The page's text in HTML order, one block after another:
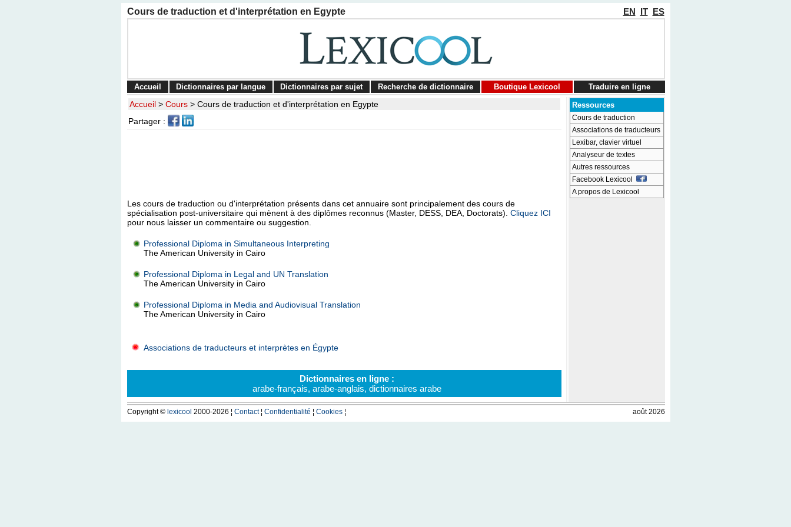
Cours de traduction et d'interprétation en Egypte EN IT ES
Accueil Dictionnaires par langue Dictionnaires par sujet Recherche de dictionnaire Boutique Lexicool Traduire en ligne
Accueil> Cours> Cours de traduction et d'interprétation en Egypte
Partager :
Les cours de traduction ou d'interprétation présents dans cet annuaire sont principalement des cours de
spécialisation post-universitaire qui mènent à des diplômes reconnus (Master, DESS, DEA, Doctorats). Cliquez ICI
pour nous laisser un commentaire ou suggestion.
Professional Diploma in Simultaneous Interpreting
The American University in Cairo
Professional Diploma in Legal and UN Translation
The American University in Cairo
Professional Diploma in Media and Audiovisual Translation
The American University in Cairo
Associations de traducteurs et interprètes en Égypte
Dictionnaires en ligne :
arabe-français, arabe-anglais, dictionnaires arabe
Ressources
Cours de traduction
Associations de traducteurs
Lexibar, clavier virtuel
Analyseur de textes
Autres ressources
Facebook Lexicool
A propos de Lexicool
Copyright © lexicool 2000-2026 ¦ Contact¦ Confidentialité ¦ Cookies¦ août 2026